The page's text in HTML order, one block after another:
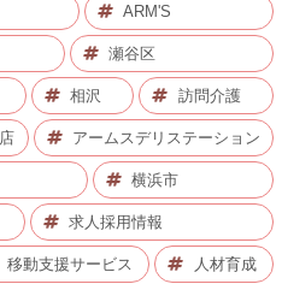
ARM'S
瀬谷区
相沢 訪問介護
アームスデリステーション
横浜市
求人採用情報
移動支援サービス 人材育成